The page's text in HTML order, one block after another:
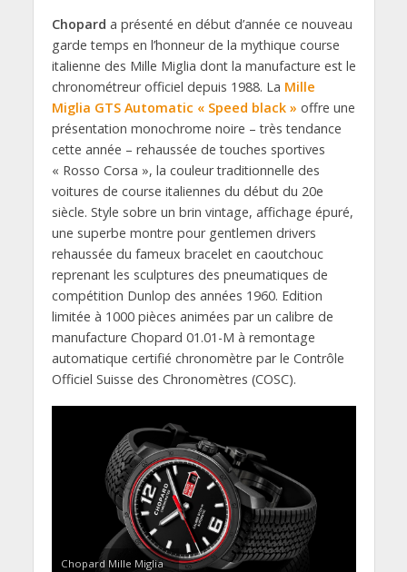
Chopard a présenté en début d’année ce nouveau
garde temps en l’honneur de la mythique course
italienne des Mille Miglia dont la manufacture est le
chronométreur officiel depuis 1988. La Mille
Miglia GTS Automatic « Speed black » offre une
présentation monochrome noire – très tendance
cette année – rehaussée de touches sportives
« Rosso Corsa », la couleur traditionnelle des
voitures de course italiennes du début du 20e
siècle. Style sobre un brin vintage, affichage épuré,
une superbe montre pour gentlemen drivers
rehaussée du fameux bracelet en caoutchouc
reprenant les sculptures des pneumatiques de
compétition Dunlop des années 1960. Edition
limitée à 1000 pièces animées par un calibre de
manufacture Chopard 01.01-M à remontage
automatique certifié chronomètre par le Contrôle
Officiel Suisse des Chronomètres (COSC).
Chopard Mille Miglia